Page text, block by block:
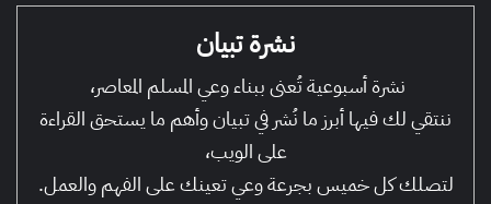
نشرة تبيان
نشرة أسبوعية تُعنى ببناء وعي المسلم المعاصر،
ننتقي لك فيها أبرز ما نُشر في تبيان وأهم ما يستحق القراءة
على الويب،
لتصلك كل خميس بجرعة وعي تعينك على الفهم والعمل.